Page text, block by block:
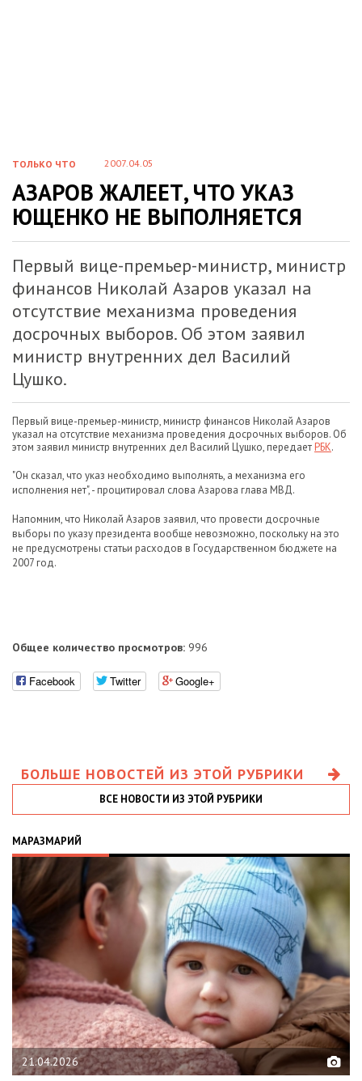
ТОЛЬКО ЧТО 2007.04.05
АЗАРОВ ЖАЛЕЕТ, ЧТО УКАЗ
ЮЩЕНКО НЕ ВЫПОЛНЯЕТСЯ
Первый вице-премьер-министр, министр
финансов Николай Азаров указал на
отсутствие механизма проведения
досрочных выборов. Об этом заявил
министр внутренних дел Василий
Цушко.
Первый вице-премьер-министр, министр финансов Николай Азаров
указал на отсутствие механизма проведения досрочных выборов. Об
этом заявил министр внутренних дел Василий Цушко, передаетРБК.
"Он сказал, что указ необходимо выполнять, а механизма его
исполнения нет", - процитировал слова Азарова глава МВД.
Напомним, что Николай Азаров заявил, что провести досрочные
выборы по указу президента вообще невозможно, поскольку на это
не предусмотрены статьи расходов в Государственном бюджете на
2007 год.
Общее количество просмотров: 996
Facebook Twitter Google+
БОЛЬШЕ НОВОСТЕЙ ИЗ ЭТОЙ РУБРИКИ
ВСЕ НОВОСТИ ИЗ ЭТОЙ РУБРИКИ
МАРАЗМАРИЙ
21.04.2026